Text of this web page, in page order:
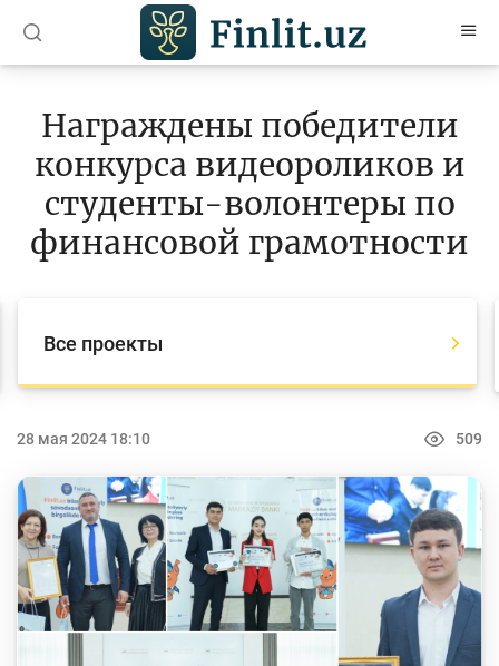
Статьи
Учебные материалы
Проекты
Кейс-чемпионат
Тренинги и семинары
Новости finlit.uz
Проекты в СМИ
Награждены победители
конкурса видеороликов и
студенты-волонтеры по
финансовой грамотности
Все проекты
28 мая 2024 18:10 509